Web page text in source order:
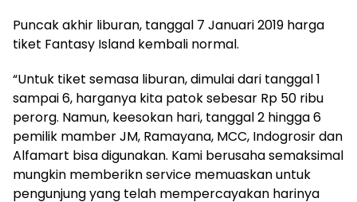
Puncak akhir liburan, tanggal 7 Januari 2019 harga
tiket Fantasy Island kembali normal.
“Untuk tiket semasa liburan, dimulai dari tanggal 1
sampai 6, harganya kita patok sebesar Rp 50 ribu
perorg. Namun, keesokan hari, tanggal 2 hingga 6
pemilik mamber JM, Ramayana, MCC, Indogrosir dan
Alfamart bisa digunakan. Kami berusaha semaksimal
mungkin memberikn service memuaskan untuk
pengunjung yang telah mempercayakan harinya